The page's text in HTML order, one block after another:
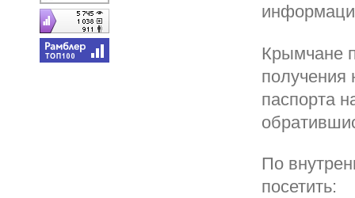
Крымчане
получения
паспорта
По
посетить: